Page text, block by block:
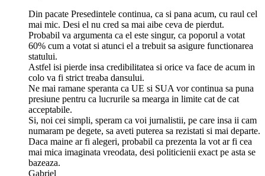
Din pacate Presedintele continua, ca si pana acum, cu raul cel
mai mic. Desi el nu cred sa mai aibe ceva de pierdut.
Probabil va argumenta ca el este singur, ca poporul a votat
60% cum a votat si atunci el a trebuit sa asigure functionarea
statului.
Astfel isi pierde insa credibilitatea si orice va face de acum in
colo va fi strict treaba dansului.
Ne mai ramane speranta ca UE si SUA vor continua sa puna
presiune pentru ca lucrurile sa mearga in limite cat de cat
acceptabile.
Si, noi cei simpli, speram ca voi jurnalistii, pe care insa ii cam
numaram pe degete, sa aveti puterea sa rezistati si mai departe.
Daca maine ar fi alegeri, probabil ca prezenta la vot ar fi cea
mai mica imaginata vreodata, desi politicienii exact pe asta se
bazeaza.
Gabriel